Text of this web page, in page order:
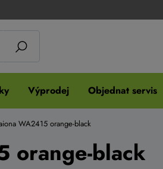
Výprodej Objednat servis
WA2415 orange-black
orange-black